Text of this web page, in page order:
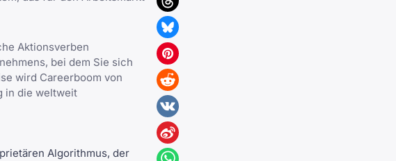
Aktionsverben
bei dem Sie sich
wird Careerboom von
in die weltweit
Algorithmus, der